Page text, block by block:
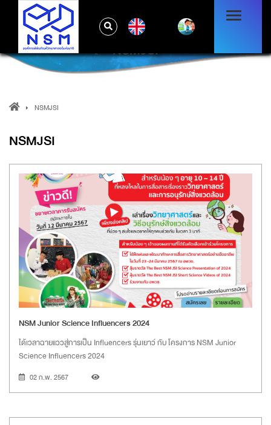
NSMJSI
NSMJSI
NSMJSI
NSM Junior Science Influencers 2024
ได้เวลาฉายแววสู่การเป็น Influencers รุ่นเยาว์ กับ โครงการ NSM Junior
Science Influencers 2024
02 ก.พ. 2567